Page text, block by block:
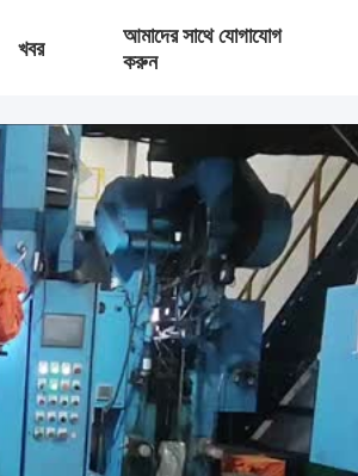
খবর
আমাদের সাথে যোগাযোগ
করুন